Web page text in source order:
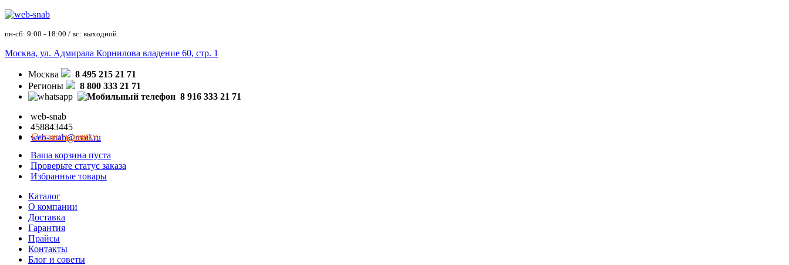
пн-сб: 9:00 - 18:00 / вс: выходной
Москва, ул. Адмирала Корнилова владение 60, стр. 1
Москва
8 495 215 21 71
Регионы
8 800 333 21 71
8 916 333 21 71
web-snab
458843445
web-snab@mail.ru
Оставить заявку
Ваша корзина пуста
Проверьте статус заказа
Избранные товары
Каталог
О компании
Доставка
Гарантия
Прайсы
Контакты
Блог и советы